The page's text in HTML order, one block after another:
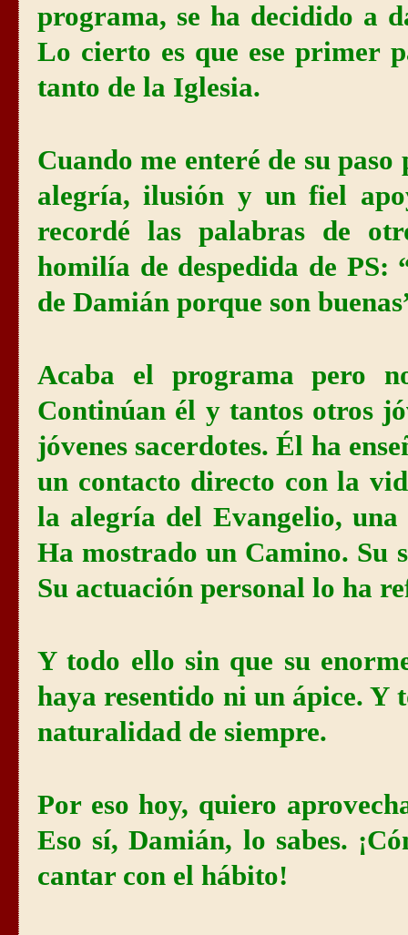
programa, se ha decidido a
Lo cierto es que ese primer
tanto de la Iglesia.
Cuando me enteré de su
alegría, ilusión y un fiel
recordé las palabras de
homilía de despedida de PS:
de Damián porque son
Acaba el programa pero
Continúan él y tantos otros
jóvenes sacerdotes. Él ha
un contacto directo con la
la alegría del Evangelio,
Ha mostrado un Camino. Su
Su actuación personal lo ha
Y todo ello sin que su
haya resentido ni un ápice.
naturalidad de siempre.
Por eso hoy, quiero
Eso sí, Damián, lo sabes.
cantar con el hábito!